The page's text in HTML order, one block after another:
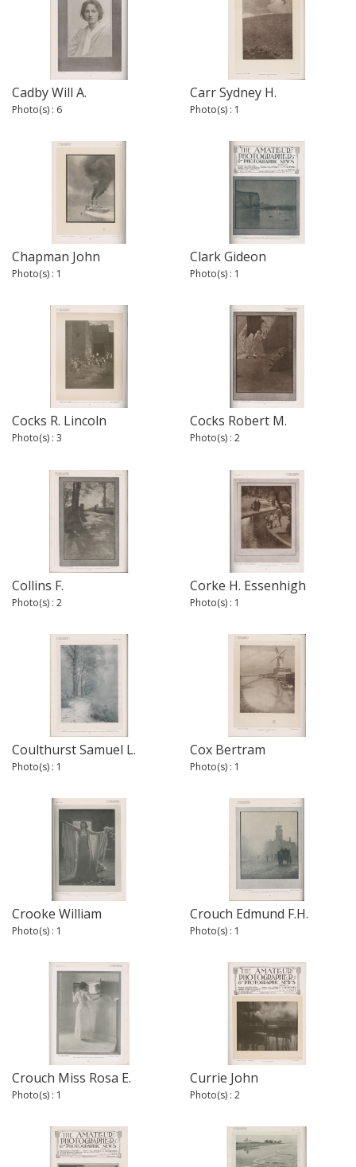
Cadby Will A.
Photo(s) : 6
Carr Sydney H.
Photo(s) : 1
Chapman John
Photo(s) : 1
Clark Gideon
Photo(s) : 1
Cocks R. Lincoln
Photo(s) : 3
Cocks Robert M.
Photo(s) : 2
Collins F.
Photo(s) : 2
Corke H. Essenhigh
Photo(s) : 1
Coulthurst Samuel L.
Photo(s) : 1
Cox Bertram
Photo(s) : 1
Crooke William
Photo(s) : 1
Crouch Edmund F.H.
Photo(s) : 1
Crouch Miss Rosa E.
Photo(s) : 1
Currie John
Photo(s) : 2